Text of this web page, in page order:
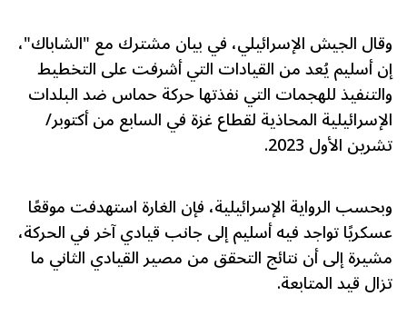
وقال الجيش الإسرائيلي، في بيان مشترك مع "الشاباك"،
إن أسليم يُعد من القيادات التي أشرفت على التخطيط
والتنفيذ للهجمات التي نفذتها حركة حماس ضد البلدات
الإسرائيلية المحاذية لقطاع غزة في السابع من أكتوبر/
تشرين الأول 2023.
وبحسب الرواية الإسرائيلية، فإن الغارة استهدفت موقعًا
عسكريًا تواجد فيه أسليم إلى جانب قيادي آخر في الحركة،
مشيرة إلى أن نتائج التحقق من مصير القيادي الثاني ما
تزال قيد المتابعة.